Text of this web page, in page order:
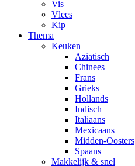
Vis
Vlees
Kip
Thema
Keuken
Aziatisch
Chinees
Frans
Grieks
Hollands
Indisch
Italiaans
Mexicaans
Midden-Oosters
Spaans
Makkelijk & snel